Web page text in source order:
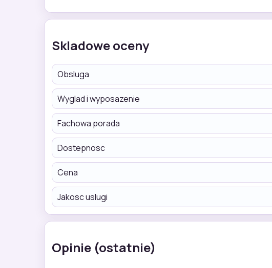
Skladowe oceny
Obsluga
Wyglad i wyposazenie
Fachowa porada
Dostepnosc
Cena
Jakosc uslugi
Opinie (ostatnie)